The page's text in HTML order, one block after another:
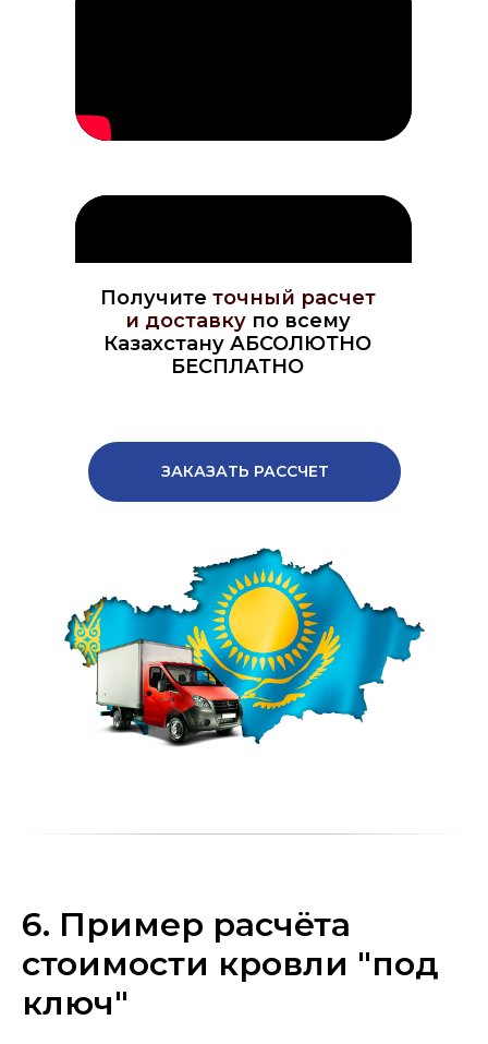
Получите точный расчет
и доставкупо всему
Казахстану АБСОЛЮТНО
БЕСПЛАТНО
ЗАКАЗАТЬ РАССЧЕТ
6. Пример расчёта
стоимости кровли "под
ключ"